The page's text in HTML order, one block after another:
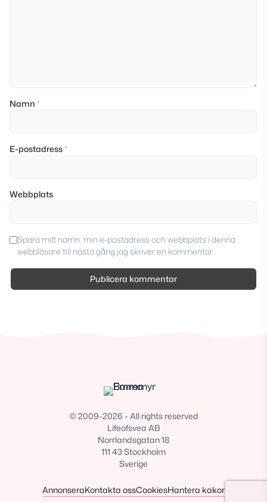
Namn *
E-postadress*
Webbplats
Spara mitt namn, min e-postadress och webbplats i denna
webbläsare till nästa gång jag skriver en kommentar.
© 2009-2026 - All rights reserved
Lifeofsvea AB
Norrlandsgatan 18
111 43 Stockholm
Sverige
AnnonseraKontakta ossCookiesHantera kakor